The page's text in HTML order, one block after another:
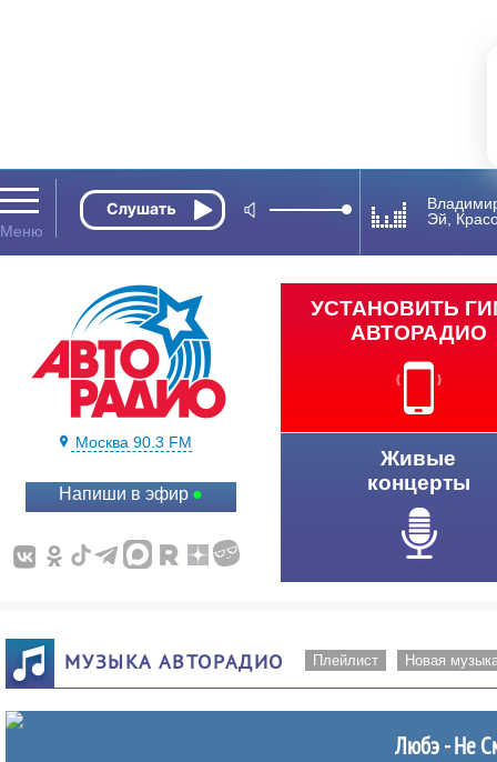
Эй,
Москва 90.3 FM
Напиши в эфир
УСТАНОВИТЬ
АВТОРАДИО
Живые
концерты
МУЗЫКА АВТОРАДИО Плейлист Новая
Любэ - Не